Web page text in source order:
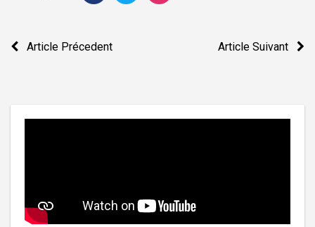
Navigation
Article Précedent Article Suivant